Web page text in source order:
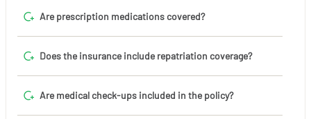
Are prescription medications covered?
Does the insurance include repatriation coverage?
Are medical check-ups included in the policy?